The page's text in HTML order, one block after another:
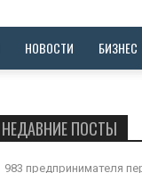
НОВОСТИ БИЗНЕС
НЕДАВНИЕ ПОСТЫ
983 предпринимателя